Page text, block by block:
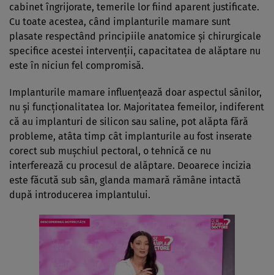
cabinet îngrijorate, temerile lor fiind aparent justificate.
Cu toate acestea, când implanturile mamare sunt
plasate respectând principiile anatomice și chirurgicale
specifice acestei intervenții, capacitatea de alăptare nu
este în niciun fel compromisă.
Implanturile mamare influențează doar aspectul sânilor,
nu și funcționalitatea lor. Majoritatea femeilor, indiferent
că au implanturi de silicon sau saline, pot alăpta fără
probleme, atâta timp cât implanturile au fost inserate
corect sub mușchiul pectoral, o tehnică ce nu
interferează cu procesul de alăptare. Deoarece incizia
este făcută sub sân, glanda mamară rămâne intactă
după introducerea implantului.